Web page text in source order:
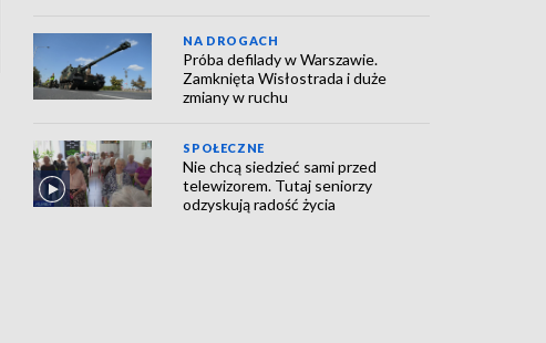
NA DROGACH
Próba defilady w Warszawie.
Zamknięta Wisłostrada i duże
zmiany w ruchu
SPOŁECZNE
Nie chcą siedzieć sami przed
telewizorem. Tutaj seniorzy
odzyskują radość życia